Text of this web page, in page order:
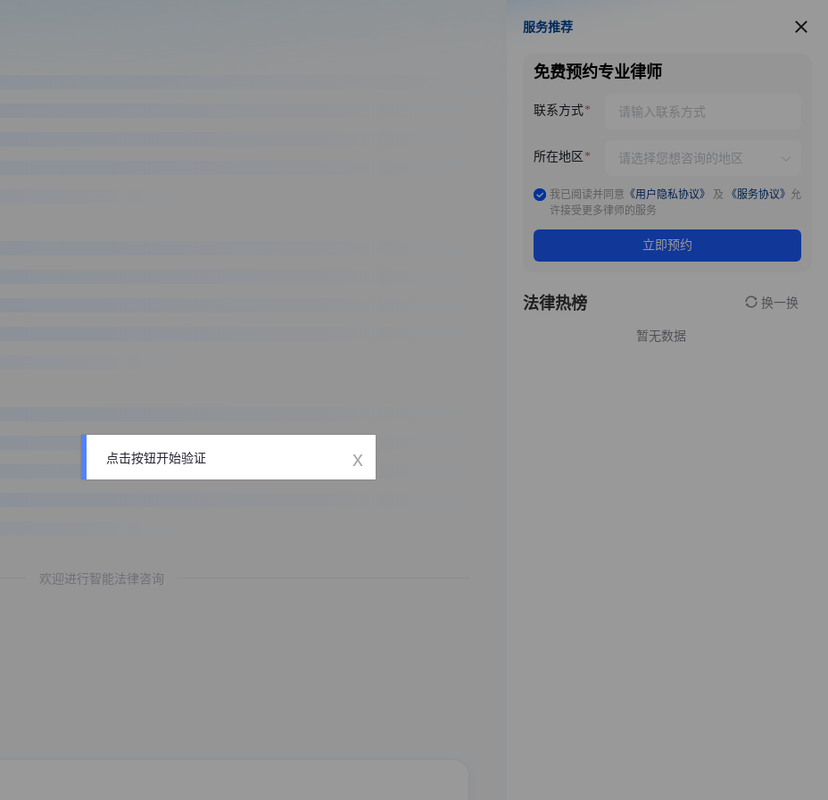
欢迎进行智能法律咨询
服务推荐
服务推荐
免费预约专业律师
联系方式
所在地区
我已阅读并同意 《用户隐私协议》 及 《服务协议》 允
许接受更多律师的服务
立即预约
法律热榜 换一换
暂无数据
点击按钮开始验证 x